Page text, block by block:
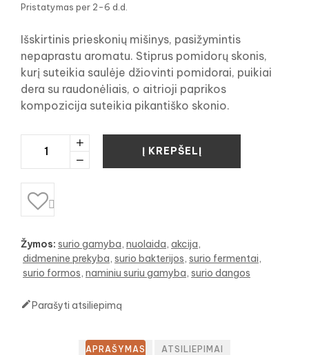
Pristatymas per 2-6 d.d.
Išskirtinis prieskonių mišinys, pasižymintis
nepaprastu aromatu. Stiprus pomidorų skonis,
kurį suteikia saulėje džiovinti pomidorai, puikiai
dera su raudonėliais, o aitrioji paprikos
kompozicija suteikia pikantiško skonio.
Į KREPŠELĮ

Žymos: surio gamyba nuolaida akcija
didmenine prekyba surio bakterijos surio fermentai
surio formos naminiu suriu gamyba surio dangos
Parašyti atsiliepimą
APRAŠYMAS ATSILIEPIMAI